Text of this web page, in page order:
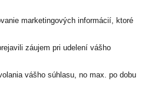
marketingových informácií, ktoré
záujem pri udelení vášho
vášho súhlasu, no max. po dobu